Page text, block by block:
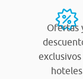
Ofertas
exclusivos
hoteles